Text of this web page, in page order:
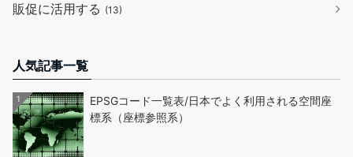
販促に活用する (13)
人気記事一覧
1
EPSGコード一覧表/日本でよく利用される空間座
標系（座標参照系）